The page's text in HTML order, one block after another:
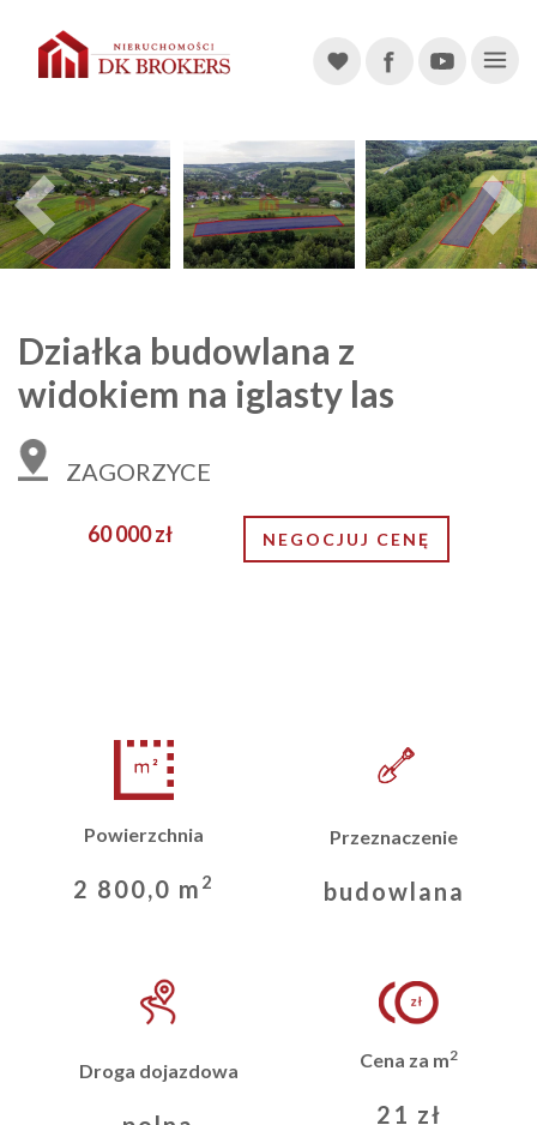
Main Navigation
Previous
Działka budowlana z
widokiem na iglasty las
NEGOCJUJ CENĘ
60 000 zł
ZAGORZYCE
Powierzchnia
2 800,0 m 2
Przeznaczenie
budowlana
Droga dojazdowa Cena za m2
21 zł